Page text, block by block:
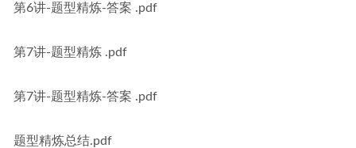
第6讲-题型精炼-答案 .pdf
第7讲-题型精炼 .pdf
第7讲-题型精炼-答案 .pdf
题型精炼总结.pdf